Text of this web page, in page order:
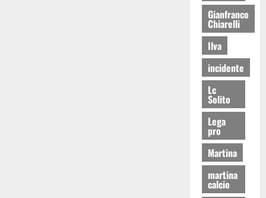
Gianfranco
Chiarelli
Ilva
incidente
Lc
Solito
Lega
pro
Martina
martina
calcio